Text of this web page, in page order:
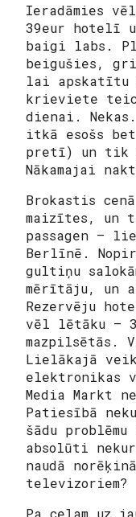
Ieradāmies
39eur hotelī
baigi labs.
beigušies,
lai apskatītu
krieviete
dienai.
itkā esošs bet
pretī) un tik
Nākamajai
Brokastis
maizītes, un
passagen –
Berlīnē.
gultiņu
mērītāju, un
Rezervēju
vēl lētāku –
mazpilsētās.
Lielākajā
elektronikas
Media Markt
Patiesībā
šādu
absolūti
naudā
televizoriem?
Pa ceļam uz